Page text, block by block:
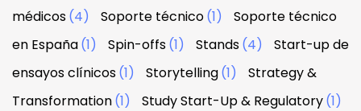
médicos(4) Soporte técnico(1)
Soporte técnico
en España(1) Spin-offs(1) Stands(4)
Start-up de
ensayos clínicos(1) Storytelling(1)
Strategy &
Transformation(1) Study Start-Up & Regulatory(1)